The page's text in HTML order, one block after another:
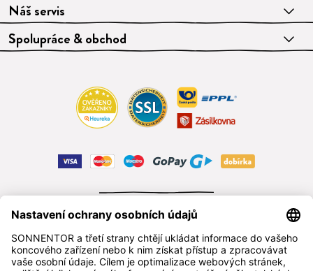
Náš servis
Spolupráce & obchod
čeština